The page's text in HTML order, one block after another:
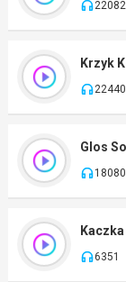
22082
Krzyk
22440
Glos
18080
Kaczka
6351